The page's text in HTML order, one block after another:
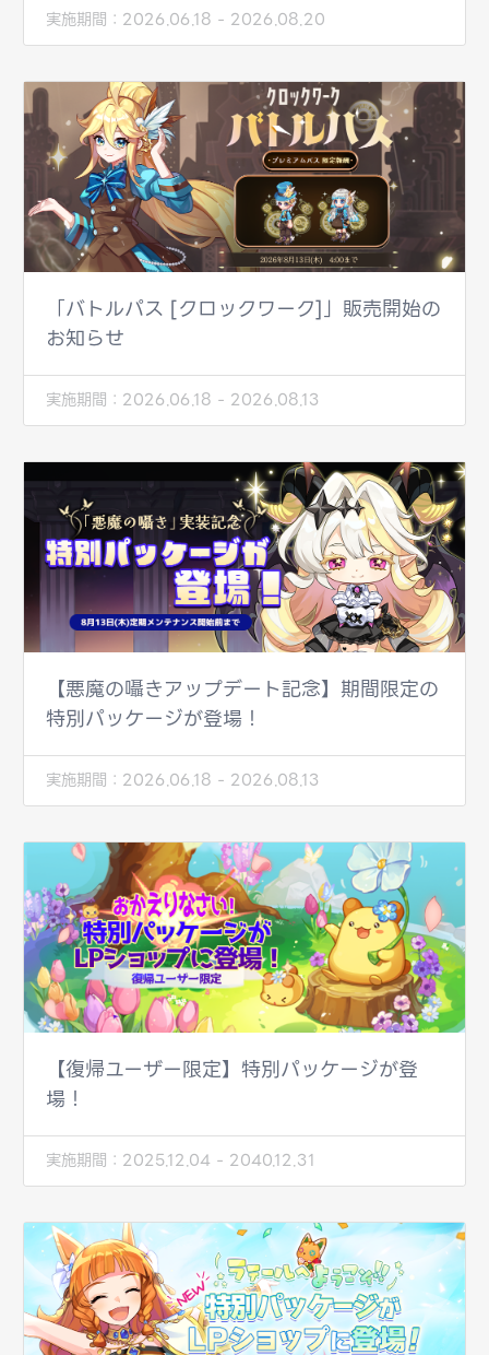
実施期間： 2026.06.18 - 2026.08.20
「バトルパス [クロックワーク]」販売開始の
お知らせ
実施期間： 2026.06.18 - 2026.08.13
【悪魔の囁きアップデート記念】期間限定の
特別パッケージが登場！
実施期間： 2026.06.18 - 2026.08.13
【復帰ユーザー限定】特別パッケージが登
場！
実施期間： 2025.12.04 - 2040.12.31